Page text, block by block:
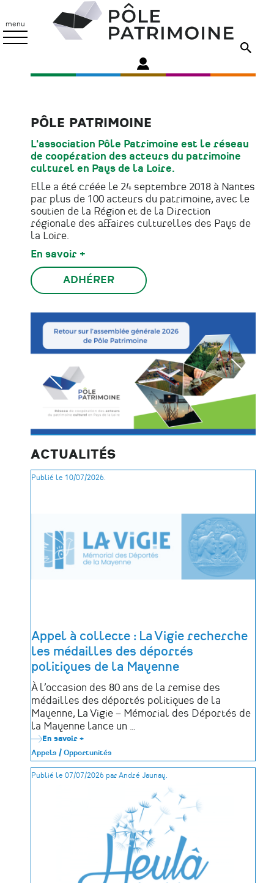
contenu
principal
menu
Patrimoine
ACTUALITÉS
Publié le 10/07/2026.
Appel à collecte : La Vigie recherche
les médailles des déportés
politiques de la Mayenne
À l’occasion des 80 ans de la remise des
médailles des déportés politiques de la
Mayenne, La Vigie – Mémorial des Déportés de
la Mayenne lance un …
En savoir +
Appel
à
collecte
:
médailles
déportés
politiques
Mayenne
Appels / Opportunités
Publié le 07/07/2026 par André Jaunay.
PÔLE PATRIMOINE
L'association Pôle Patrimoine est le réseau
de coopération des acteurs du patrimoine
culturel en Pays de la Loire.
Elle a été créée le 24 septembre 2018 à Nantes
par plus de 100 acteurs du patrimoine, avec le
soutien de la Région et de la Direction
régionale des affaires culturelles des Pays de
la Loire.
En savoir +
ADHÉRER